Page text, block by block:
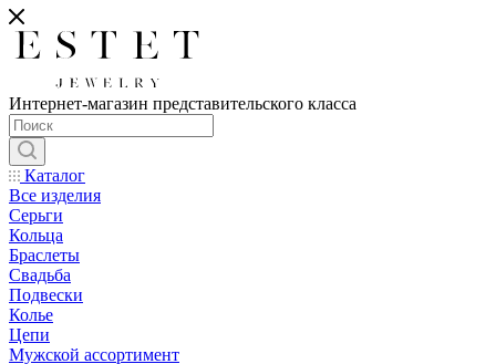
Интернет-магазин представительского класса
Каталог
Все изделия
Серьги
Кольца
Браслеты
Свадьба
Подвески
Колье
Цепи
Мужской ассортимент